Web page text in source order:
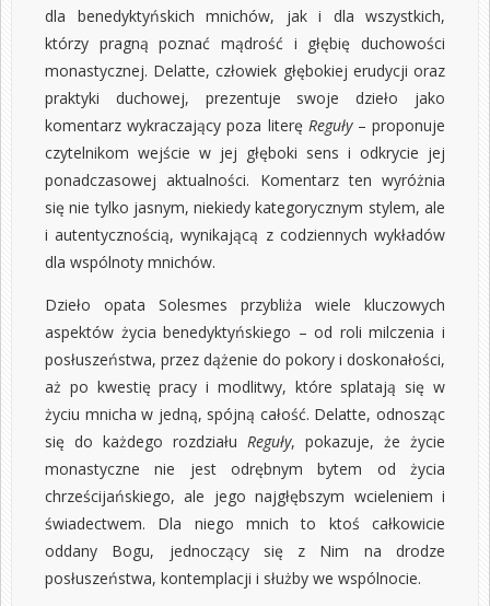
dla benedyktyńskich mnichów, jak i dla wszystkich,
którzy pragną poznać mądrość i głębię duchowości
monastycznej. Delatte, człowiek głębokiej erudycji oraz
praktyki duchowej, prezentuje swoje dzieło jako
komentarz wykraczający poza literę Reguły– proponuje
czytelnikom wejście w jej głęboki sens i odkrycie jej
ponadczasowej aktualności. Komentarz ten wyróżnia
się nie tylko jasnym, niekiedy kategorycznym stylem, ale
i autentycznością, wynikającą z codziennych wykładów
dla wspólnoty mnichów.
Dzieło opata Solesmes przybliża wiele kluczowych
aspektów życia benedyktyńskiego – od roli milczenia i
posłuszeństwa, przez dążenie do pokory i doskonałości,
aż po kwestię pracy i modlitwy, które splatają się w
życiu mnicha w jedną, spójną całość. Delatte, odnosząc
się do każdego rozdziału Reguły, pokazuje, że życie
monastyczne nie jest odrębnym bytem od życia
chrześcijańskiego, ale jego najgłębszym wcieleniem i
świadectwem. Dla niego mnich to ktoś całkowicie
oddany Bogu, jednoczący się z Nim na drodze
posłuszeństwa, kontemplacji i służby we wspólnocie.